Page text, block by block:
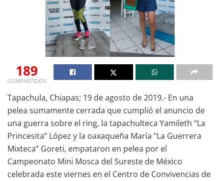
189
COMPARTIDOS
Tapachula, Chiapas; 19 de agosto de 2019.- En una
pelea sumamente cerrada que cumplió el anuncio de
una guerra sobre el ring, la tapachulteca Yamileth “La
Princesita” López y la oaxaqueña María “La Guerrera
Mixteca” Goreti, empataron en pelea por el
Campeonato Mini Mosca del Sureste de México
celebrada este viernes en el Centro de Convivencias de